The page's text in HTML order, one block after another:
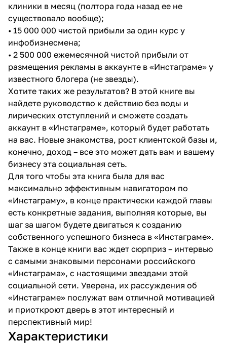
клиники в месяц (полтора года назад ее не
существовало вообще);
• 15 000 000 чистой прибыли за один курс у
инфобизнесмена;
• 2 500 000 ежемесячной чистой прибыли от
размещения рекламы в аккаунте в «Инстаграме» у
известного блогера (не звезды).
Хотите таких же результатов? В этой книге вы
найдете руководство к действию без воды и
лирических отступлений и сможете создать
аккаунт в «Инстаграме», который будет работать
на вас. Новые знакомства, рост клиентской базы и,
конечно, доход – все это может дать вам и вашему
бизнесу эта социальная сеть.
Для того чтобы эта книга была для вас
максимально эффективным навигатором по
«Инстаграму», в конце практически каждой главы
есть конкретные задания, выполняя которые, вы
шаг за шагом будете двигаться к созданию
собственного успешного бизнеса в «Инстаграме».
Также в конце книги вас ждет сюрприз – интервью
с самыми знаковыми персонами российского
«Инстаграма», с настоящими звездами этой
социальной сети. Уверена, их рассуждения об
«Инстаграме» послужат вам отличной мотивацией
и приоткроют дверь в этот интересный и
перспективный мир!
Характеристики